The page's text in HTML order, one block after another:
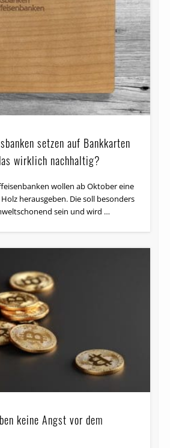
setzen auf Bankkarten
wirklich nachhaltig?
wollen ab Oktober eine
herausgeben. Die soll besonders
sein und wird …
keine Angst vor dem